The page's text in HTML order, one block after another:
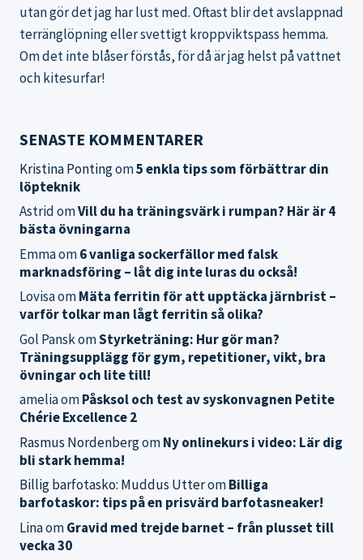
utan gör det jag har lust med. Oftast blir det avslappnad
terränglöpning eller svettigt kroppviktspass hemma.
Om det inte blåser förstås, för då är jag helst på vattnet
och kitesurfar!
SENASTE KOMMENTARER
Kristina Pontingom5 enkla tips som förbättrar din
löpteknik
AstridomVill du ha träningsvärk i rumpan? Här är 4
bästa övningarna
Emmaom6 vanliga sockerfällor med falsk
marknadsföring – låt dig inte luras du också!
LovisaomMäta ferritin för att upptäcka järnbrist –
varför tolkar man lågt ferritin så olika?
Gol PanskomStyrketräning: Hur gör man?
Träningsupplägg för gym, repetitioner, vikt, bra
övningar och lite till!
ameliaomPåsksol och test av syskonvagnen Petite
Chérie Excellence 2
Rasmus NordenbergomNy onlinekurs i video: Lär dig
bli stark hemma!
Billig barfotasko: Muddus UtteromBilliga
barfotaskor: tips på en prisvärd barfotasneaker!
LinaomGravid med trejde barnet – från plusset till
vecka 30